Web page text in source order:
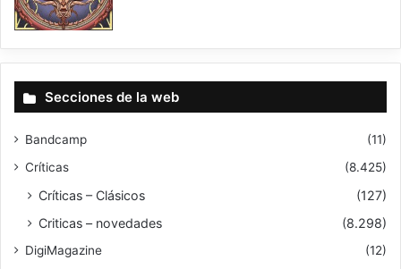
9
Secciones de la web
Bandcamp
(11)
Críticas
(8.425)
Críticas – Clásicos
(127)
Criticas – novedades
(8.298)
DigiMagazine (12)